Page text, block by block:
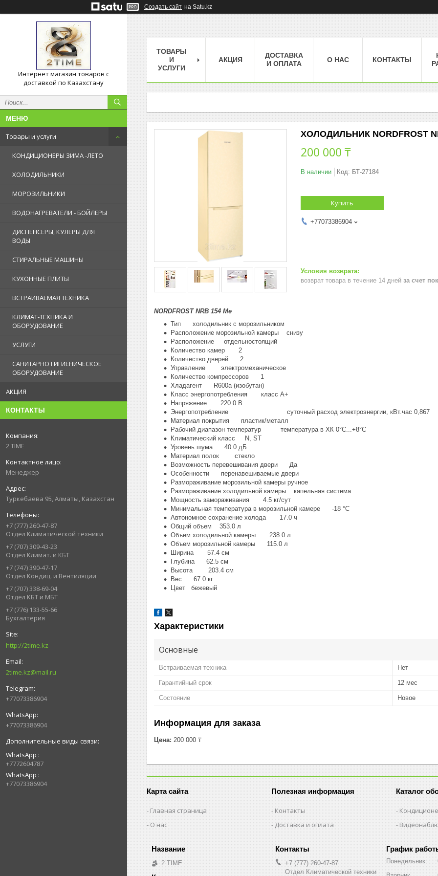
Создать сайт на Satu.kz
Интернет магазин товаров с
доставкой по Казахстану
Товары и услуги
КОНДИЦИОНЕРЫ ЗИМА -ЛЕТО
ХОЛОДИЛЬНИКИ
МОРОЗИЛЬНИКИ
ВОДОНАГРЕВАТЕЛИ - БОЙЛЕРЫ
ДИСПЕНСЕРЫ, КУЛЕРЫ ДЛЯ
ВОДЫ
СТИРАЛЬНЫЕ МАШИНЫ
КУХОННЫЕ ПЛИТЫ
ВСТРАИВАЕМАЯ ТЕХНИКА
КЛИМАТ-ТЕХНИКА И
ОБОРУДОВАНИЕ
УСЛУГИ
САНИТАРНО ГИГИЕНИЧЕСКОЕ
ОБОРУДОВАНИЕ
АКЦИЯ
КОНТАКТЫ
2 TIME
Менеджер
Туркебаева 95, Алматы, Казахстан
+7 (777) 260-47-87
Отдел Климатической техники
+7 (707) 309-43-23
Отдел Климат. и КБТ
+7 (747) 390-47-17
Отдел Кондиц. и Вентиляции
+7 (707) 338-69-04
Отдел КБТ и МБТ
+7 (776) 133-55-66
Бухгалтерия
http://2time.kz
2time.kz@mail.ru
+77073386904
+77073386904
WhatsApp
+7772604787
WhatsApp
+77073386904
ТОВАРЫ
И
УСЛУГИ
АКЦИЯ
ДОСТАВКА
И ОПЛАТА
О НАС КОНТАКТЫ
ХОЛОДИЛЬНИК NORDFROST
200 000 ₸
В наличии Код: БТ-27184
Купить
+77073386904
возврат товара в течение 14 дней за счет
NORDFROST NRB 154 Me
Тип холодильник с морозильником
Расположение морозильной камеры снизу
Расположение отдельностоящий
Количество камер 2
Количество дверей 2
Управление электромеханическое
Количество компрессоров 1
Хладагент R600a (изобутан)
Класс энергопотребления класс A+
Напряжение 220.0 В
Энергопотребление суточный расход электроэнергии, кВт.час 0,867
Материал покрытия пластик/металл
Рабочий диапазон температур температура в ХК 0°С...+8°С
Климатический класс N, ST
Уровень шума 40.0 дБ
Материал полок стекло
Возможность перевешивания двери Да
Особенности перенавешиваемые двери
Размораживание морозильной камеры ручное
Размораживание холодильной камеры капельная система
Мощность замораживания 4.5 кг/сут
Минимальная температура в морозильной камере -18 °C
Автономное сохранение холода 17.0 ч
Общий объем 353.0 л
Объем холодильной камеры 238.0 л
Объем морозильной камеры 115.0 л
Ширина 57.4 см
Глубина 62.5 см
Высота 203.4 см
Вес 67.0 кг
Цвет бежевый
Характеристики
Основные
Встраиваемая техника Нет
Гарантийный срок 12 мес
Состояние Новое
Информация для заказа
Цена: 200 000 ₸
Карта сайта
Главная страница
О нас
Полезная информация
Контакты
Доставка и оплата
Каталог
2 TIME
+7 (777) 260-47-87
Отдел Климатической техники
График
Понедельник